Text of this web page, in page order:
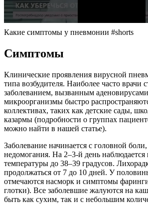
Какие симптомы у пневмонии #shorts
Симптомы
Клинические проявления вирусной
типа возбудителя. Наиболее часто врачи
заболеванием, вызванным
микроорганизмы быстро
коллективах, таких как детские сады,
казармы (подробности о группах
можно найти в нашей статье).
Заболевание начинается с головной
недомогания. На 2–3-й день
температуры до 38–39 градусов.
продолжаться от 7 до 10 дней. У
отмечаются насморк и симптомы
глотки). Все заболевшие жалуются на
быть как сухим, так и с небольшим